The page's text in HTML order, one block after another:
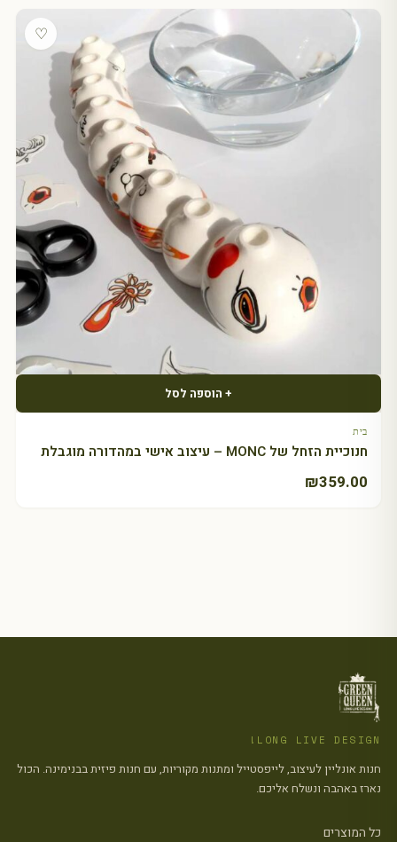
♡
+ הוספה לסל
בית
חנוכיית הזחל של MONC – עיצוב אישי במהדורה מוגבלת
₪359.00
LONG LIVE DESIGN!
חנות אונליין לעיצוב, לייפסטייל ומתנות מקוריות, עם חנות פיזית בבנימינה. הכול
נארז באהבה ונשלח אליכם.
כל המוצרים